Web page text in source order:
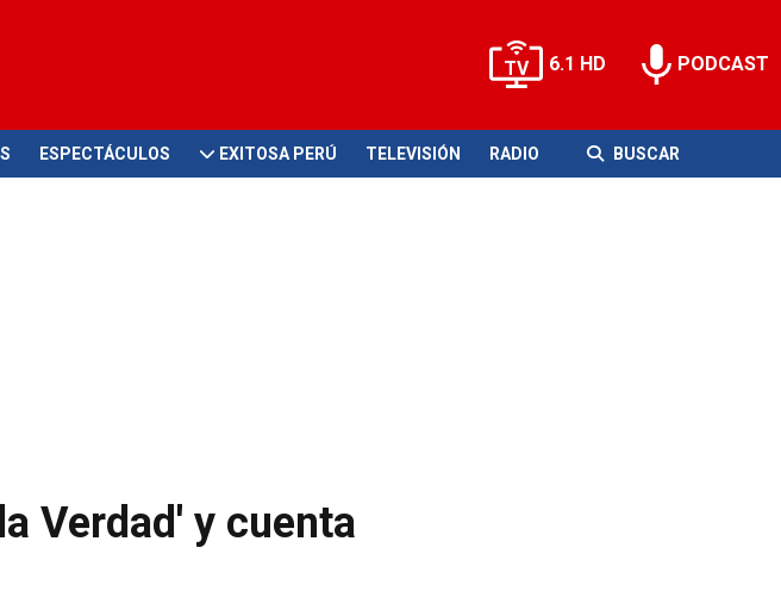
6.1 HD PODCAST
ESPECTÁCULOS EXITOSA PERÚ TELEVISIÓN RADIO BUSCAR
Verdad' y cuenta